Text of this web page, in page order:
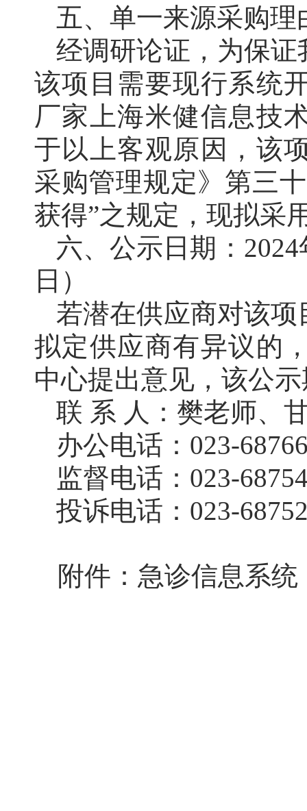
五、单一来源采购理
经调研论证，为保证
该项目 需要现行系统
厂家 上海米健信息技
于以上客观原因，该
采购管理规定》第三
获得”之规定， 现拟采
六、公示日期： 2024
日）
若潜在供应商对该
拟定供应商有异议的
中心提出意见，该公
联 系 人： 樊老师、
办公电话： 023-
监督电话： 023-
投诉电话： 023-
附件：急诊信息系